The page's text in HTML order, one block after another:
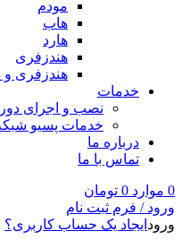
مودم
هاب
هارد
هندزفری
هندزفری و
خدمات
نصب و اجرای
خدمات پسیو
درباره ما
تماس با ما
0 موارد 0 تومان
ورود / فرم ثبت نام
ورود ایجاد یک حساب کاربری؟